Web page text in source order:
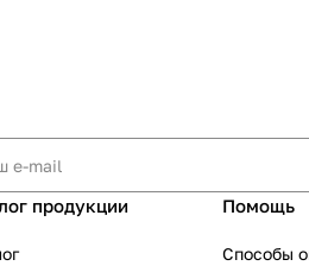
продукции Помощь
Способы